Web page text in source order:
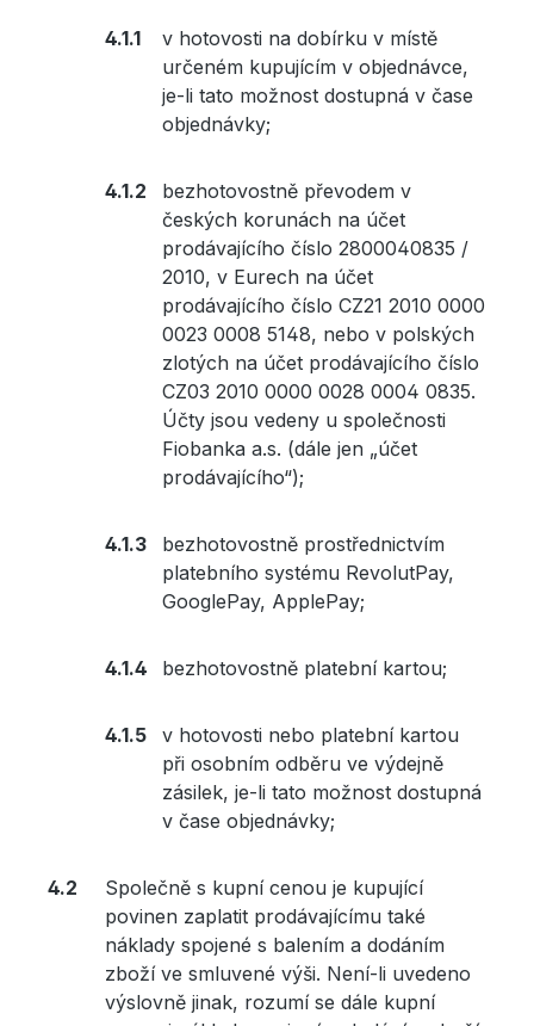
v hotovosti na dobírku v místě
určeném kupujícím v objednávce,
je-li tato možnost dostupná v čase
objednávky;
bezhotovostně převodem v
českých korunách na účet
prodávajícího číslo 2800040835 /
2010, v Eurech na účet
prodávajícího číslo CZ21 2010 0000
0023 0008 5148, nebo v polských
zlotých na účet prodávajícího číslo
CZ03 2010 0000 0028 0004 0835.
Účty jsou vedeny u společnosti
Fiobanka a.s. (dále jen „účet
prodávajícího“);
bezhotovostně prostřednictvím
platebního systému RevolutPay,
GooglePay, ApplePay;
bezhotovostně platební kartou;
v hotovosti nebo platební kartou
při osobním odběru ve výdejně
zásilek, je-li tato možnost dostupná
v čase objednávky;
Společně s kupní cenou je kupující
povinen zaplatit prodávajícímu také
náklady spojené s balením a dodáním
zboží ve smluvené výši. Není-li uvedeno
výslovně jinak, rozumí se dále kupní